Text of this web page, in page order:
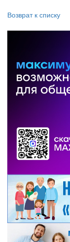
Возврат к списку